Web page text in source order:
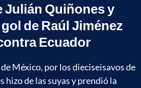
Julián Quiñones y
de Raúl Jiménez
Ecuador
México, por los dieciseisavos de
hizo de las suyas y prendió la